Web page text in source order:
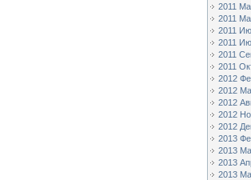
2011
2011
2011
2011
2011
2011
2012
2012
2012
2012
2012
2013
2013
2013
2013